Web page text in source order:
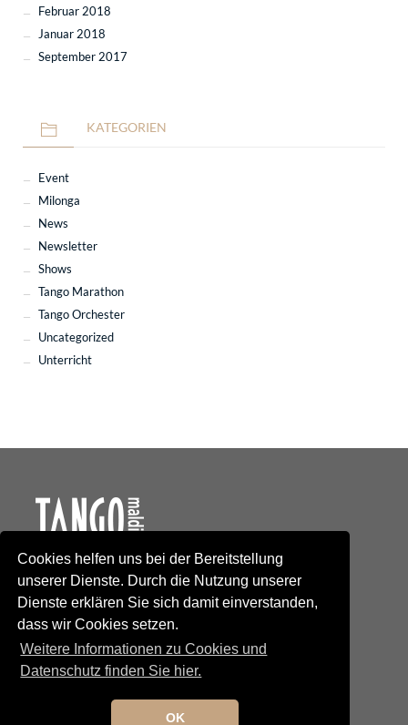
Cookies helfen uns bei der Bereitstellung
unserer Dienste. Durch die Nutzung unserer
Dienste erklären Sie sich damit einverstanden,
dass wir Cookies setzen.
Weitere Informationen zu Cookies und
Datenschutz finden Sie hier.
OK
Februar 2018
Januar 2018
September 2017
KATEGORIEN
Event
Milonga
News
Newsletter
Shows
Tango Marathon
Tango Orchester
Uncategorized
Unterricht
Newsletteranmeldung
Newsletterabmeldung
Social Media
Neumarkterstrasse 71
81673 München